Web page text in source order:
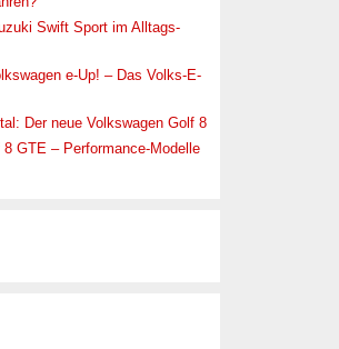
Swift Sport im Alltags-
e-Up! – Das Volks-E-
Der neue Volkswagen Golf 8
8 GTE – Performance-Modelle